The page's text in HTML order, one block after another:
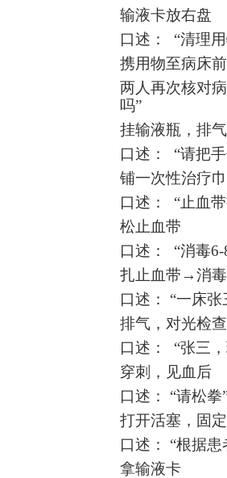
输液卡放右盘
口述：
“清理
携用物至病床
两人再次核对
吗”
挂输液瓶，排
口述：
“请把
铺一次性治疗
口述：
“止血
松止血带
口述：
“消毒6-
扎止血带→消毒
口述：
“一床张
排气，对光检
口述：
“张三
穿刺，见血后
口述：
“请松拳
打开活塞，固
口述：
“根据
拿输液卡